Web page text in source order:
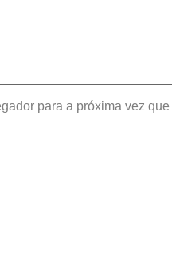
para a próxima vez que